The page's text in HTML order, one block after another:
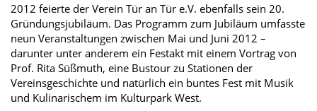
2012 feierte der Verein Tür an Tür e.V. ebenfalls sein 20.
Gründungsjubiläum. Das Programm zum Jubiläum umfasste
neun Veranstaltungen zwischen Mai und Juni 2012 –
darunter unter anderem ein Festakt mit einem Vortrag von
Prof. Rita Süßmuth, eine Bustour zu Stationen der
Vereinsgeschichte und natürlich ein buntes Fest mit Musik
und Kulinarischem im Kulturpark West.